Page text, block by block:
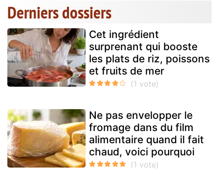
Derniers dossiers
Cet ingrédient
surprenant qui booste
les plats de riz, poissons
et fruits de mer
Ne pas envelopper le
fromage dans du film
alimentaire quand il fait
chaud, voici pourquoi